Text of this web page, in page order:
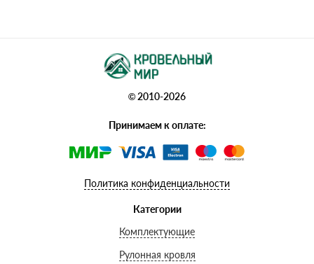
© 2010-2026
Принимаем к оплате:
Политика конфиденциальности
Категории
Комплектующие
Рулонная кровля